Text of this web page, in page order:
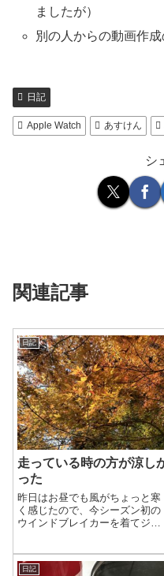
ましたが）
別の人からの動画作
日記
Apple Watch あすけん
シ
関連記事
日記
走っている時の方が涼し
った
昨日はお昼でも風がちょっと寒
く感じたので、今シーズン初の
ウインドブレイカーを着てジョ
半パンでいけます。
日記